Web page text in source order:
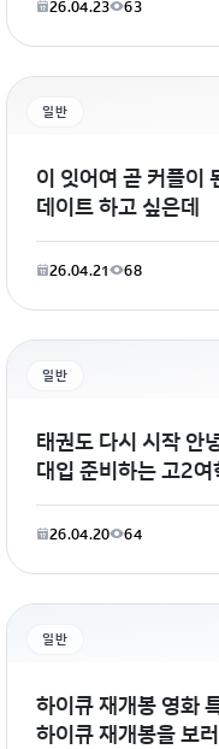
26.04.23 63
일반
이 잇어여 곧 커플이
데이트 하고 싶은데
26.04.21 68
일반
태권도 다시 시작 안
대입 준비하는 고2
26.04.20 64
일반
하이큐 재개봉 영화
하이큐 재개봉을 보